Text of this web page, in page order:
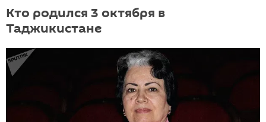
Кто родился 3 октября в
Таджикистане